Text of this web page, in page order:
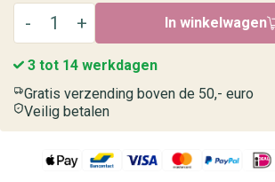
In winkelwagen
3 tot 14 werkdagen
Gratis verzending boven de 50,- euro
Veilig betalen